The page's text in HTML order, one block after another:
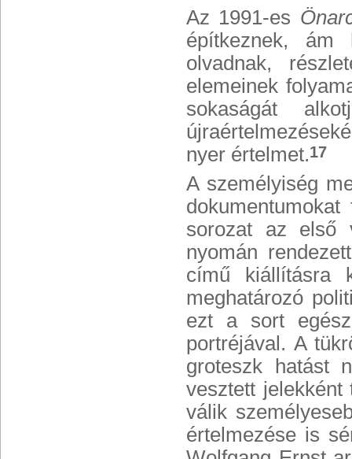
Az 1991-es
építkeznek, ám
olvadnak,
elemeinek
sokaságát
nyer értelmet.17
A személyiség
sorozat az első
nyomán
című kiállításra
meghatározó
ezt a sort
portréjával. A
groteszk hatást
vesztett
válik
értelmezése is